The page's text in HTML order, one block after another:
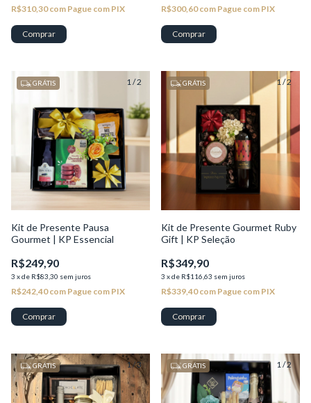
R$310,30com Pague com PIX R$300,60com Pague com PIX
1/2
GRÁTIS
Kit de Presente Pausa
Gourmet | KP Essencial
R$249,90
3 xde R$83,30 sem juros
R$242,40com Pague com PIX
1/2
GRÁTIS
Kit de Presente Gourmet Ruby
Gift | KP Seleção
R$349,90
3 xde R$116,63 sem juros
R$339,40com Pague com PIX
1/3
GRÁTIS 1/2
GRÁTIS